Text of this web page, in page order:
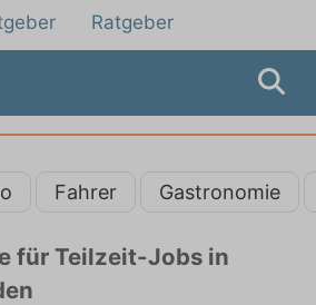
Ratgeber
Fahrer Gastronomie
für Teilzeit-Jobs in